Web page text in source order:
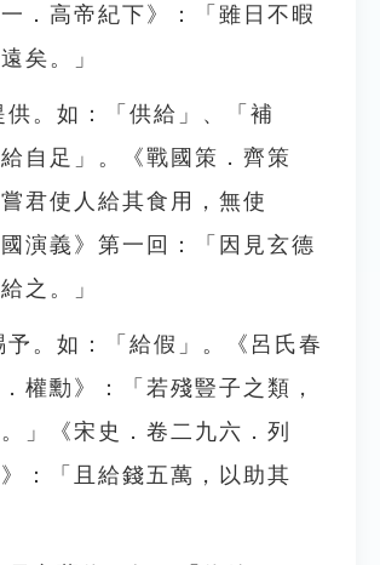
一．高帝紀下》：「雖日不暇
矣。」
。如：「供給」、「補
自足」。《戰國策．齊策
君使人給其食用，無使
演義》第一回：「因見玄德
之。」
。如：「給假」。《呂氏春
權勳》：「若殘豎子之類，
」《宋史．卷二九六．列
：「且給錢五萬，以助其